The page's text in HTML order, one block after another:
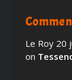
Le Roy 20
on